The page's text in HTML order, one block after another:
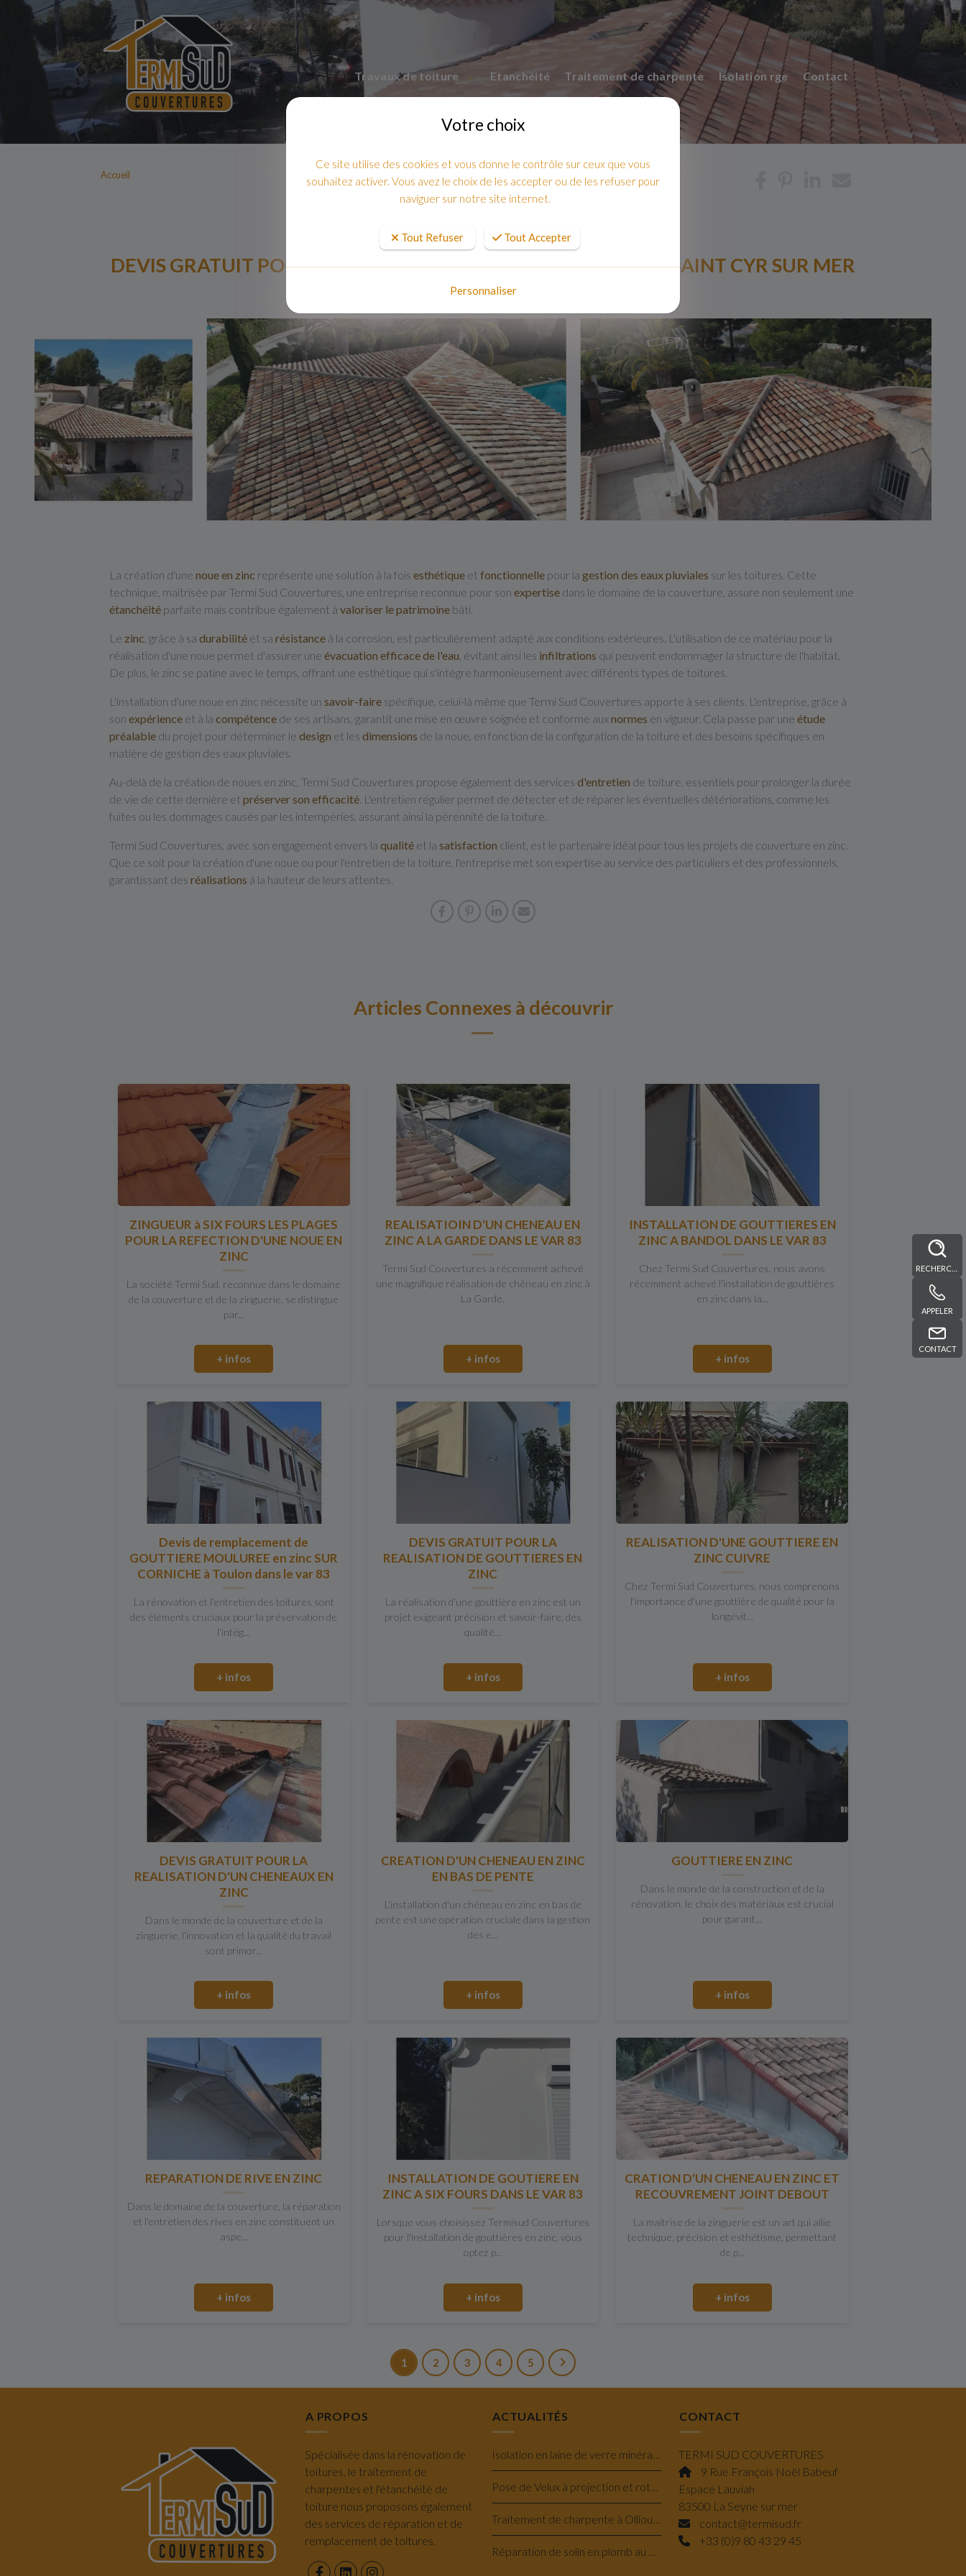
Travaux de toiture Etanchéité Traitement de charpente Isolation rge Contact
APPELER
CONTACT
Accueil
DEVIS GRATUIT POUR LA REFECTION D'UNE NOUE EN ZINC A SAINT CYR SUR MER
La création d'une noue en zinc représente une solution à la fois esthétique et fonctionnelle pour la gestion des eaux pluviales sur les toitures. Cette
technique, maîtrisée par Termi Sud Couvertures, une entreprise reconnue pour son expertise dans le domaine de la couverture, assure non seulement une
étanchéité parfaite mais contribue également à valoriser le patrimoine bâti.
Le zinc , grâce à sa durabilité et sa résistance à la corrosion, est particulièrement adapté aux conditions extérieures. L'utilisation de ce matériau pour la
réalisation d'une noue permet d'assurer une évacuation efficace de l'eau , évitant ainsi les infiltrations qui peuvent endommager la structure de l'habitat.
De plus, le zinc se patine avec le temps, offrant une esthétique qui s'intègre harmonieusement avec différents types de toitures.
L'installation d'une noue en zinc nécessite un savoir-faire spécifique, celui-là même que Termi Sud Couvertures apporte à ses clients. L'entreprise, grâce à
son expérience et à la compétence de ses artisans, garantit une mise en œuvre soignée et conforme auxnormes en vigueur. Cela passe par une étude
préalable du projet pour déterminer le design et les dimensions de la noue, en fonction de la configuration de la toiture et des besoins spécifiques en
matière de gestion des eaux pluviales.
Au-delà de la création de noues en zinc, Termi Sud Couvertures propose également des services d'entretien de toiture, essentiels pour prolonger la durée
de vie de cette dernière et préserver son efficacité . L'entretien régulier permet de détecter et de réparer les éventuelles détériorations, comme les
fuites ou les dommages causés par les intempéries, assurant ainsi la pérennité de la toiture.
Termi Sud Couvertures, avec son engagement envers la qualité et la satisfaction client, est le partenaire idéal pour tous les projets de couverture en zinc.
Que ce soit pour la création d'une noue ou pour l'entretien de la toiture, l'entreprise met son expertise au service des particuliers et des professionnels,
garantissant des réalisations à la hauteur de leurs attentes.
Articles Connexes à découvrir
ZINGUEUR à SIX FOURS LES PLAGES
POUR LA REFECTION D'UNE NOUE EN
ZINC
La société Termi Sud, reconnue dans le domaine
de la couverture et de la zinguerie, se distingue
par...
+ infos
REALISATIOIN D'UN CHENEAU EN
ZINC A LA GARDE DANS LE VAR 83
Termi Sud Couvertures a récemment achevé
une magnifique réalisation de chêneau en zinc à
La Garde.
+ infos
INSTALLATION DE GOUTTIERES EN
ZINC A BANDOL DANS LE VAR 83
Chez Termi Sud Couvertures, nous avons
récemment achevé l'installation de gouttières
en zinc dans la...
+ infos
Devis de remplacement de
GOUTTIERE MOULUREE en zinc SUR
CORNICHE à Toulon dans le var 83
La rénovation et l’entretien des toitures sont
des éléments cruciaux pour la préservation de
l'intég...
+ infos
DEVIS GRATUIT POUR LA
REALISATION DE GOUTTIERES EN
ZINC
La réalisation d'une gouttière en zinc est un
projet exigeant précision et savoir-faire, des
qualité...
+ infos
REALISATION D'UNE GOUTTIERE EN
ZINC CUIVRE
Chez Termi Sud Couvertures, nous comprenons
l'importance d'une gouttière de qualité pour la
longévit...
+ infos
DEVIS GRATUIT POUR LA
REALISATION D'UN CHENEAUX EN
ZINC
Dans le monde de la couverture et de la
zinguerie, l'innovation et la qualité du travail
sont primor...
+ infos
CREATION D'UN CHENEAU EN ZINC
EN BAS DE PENTE
L'installation d'un chéneau en zinc en bas de
pente est une opération cruciale dans la gestion
des e...
+ infos
GOUTTIERE EN ZINC
Dans le monde de la construction et de la
rénovation, le choix des matériaux est crucial
pour garant...
+ infos
REPARATION DE RIVE EN ZINC
Dans le domaine de la couverture, la réparation
et l'entretien des rives en zinc constituent un
aspe...
+ infos
INSTALLATION DE GOUTIERE EN
ZINC A SIX FOURS DANS LE VAR 83
Lorsque vous choisissez Termisud Couvertures
pour l'installation de gouttières en zinc, vous
optez p...
+ infos
CRATION D'UN CHENEAU EN ZINC ET
RECOUVREMENT JOINT DEBOUT
La maîtrise de la zinguerie est un art qui allie
technique, précision et esthétisme, permettant
de p...
+ infos
1 2 3 4 5
A PROPOS
Spécialisée dans la rénovation de
toitures, le traitement de
charpentes et l'étanchéité de
toiture nous proposons également
des services de réparation et de
remplacement de toitures.
ACTUALITÉS CONTACT
TERMI SUD COUVERTURES
9 Rue François Noël Babeuf
Espace Lauviah
83500 La Seyne sur mer
contact@termisud.fr
+33 (0)9 80 43 29 45
Votre choix
Ce site utilise des cookies et vous donne le contrôle sur ceux que vous
souhaitez activer. Vous avez le choix de les accepter ou de les refuser pour
naviguer sur notre site internet.
Tout Refuser Tout Accepter
Personnaliser